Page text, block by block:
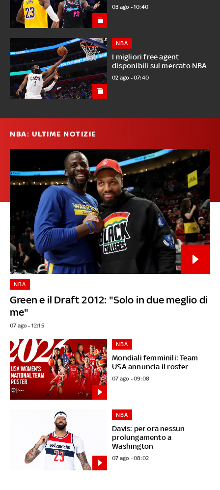
03 ago - 10:40
I migliori free agent
disponibili sul mercato NBA
NBA
02 ago - 07:40
NBA: ULTIME NOTIZIE
Green e il Draft 2012: "Solo in due meglio di
me"
NBA
07 ago - 12:15
Mondiali femminili: Team
USA annuncia il roster
NBA
07 ago - 09:08
Davis: per ora nessun
prolungamento a
Washington
NBA
07 ago - 08:02